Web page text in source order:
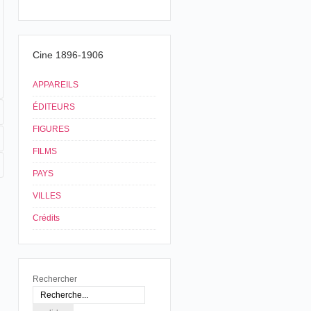
Cine 1896-1906
APPAREILS
ÉDITEURS
FIGURES
FILMS
PAYS
VILLES
Crédits
Rechercher